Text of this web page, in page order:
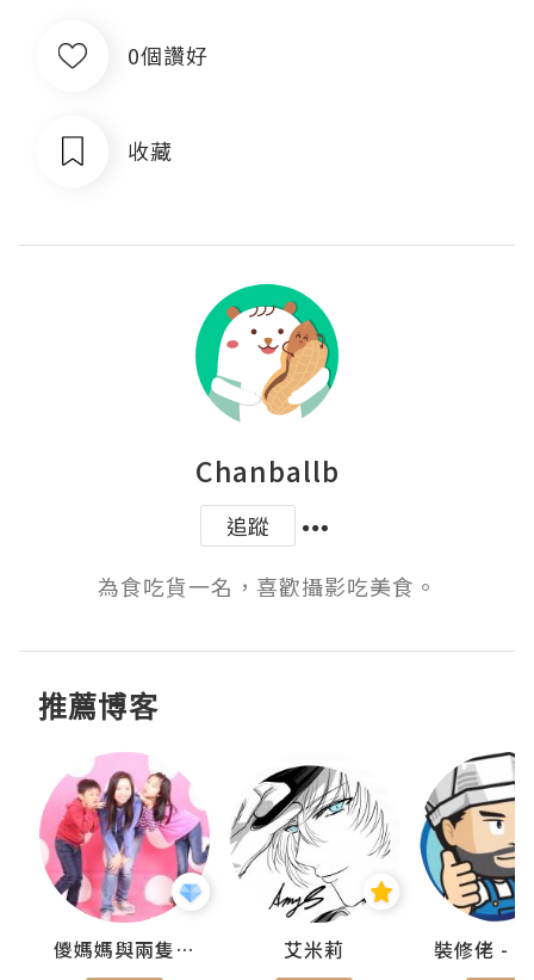
0個讚好
收藏
Chanballb
追蹤
為食吃貨一名，喜歡攝影吃美食。
推薦博客
儍媽媽與兩隻小魔怪之家 艾米莉